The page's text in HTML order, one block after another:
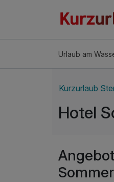
Urlaub am
Kurzurlaub
Hotel